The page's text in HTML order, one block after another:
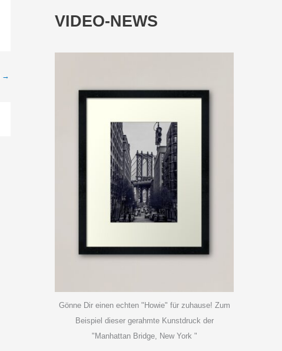
→
VIDEO-NEWS
Gönne Dir einen echten "Howie" für zuhause! Zum
Beispiel dieser gerahmte Kunstdruck der
"Manhattan Bridge, New York "